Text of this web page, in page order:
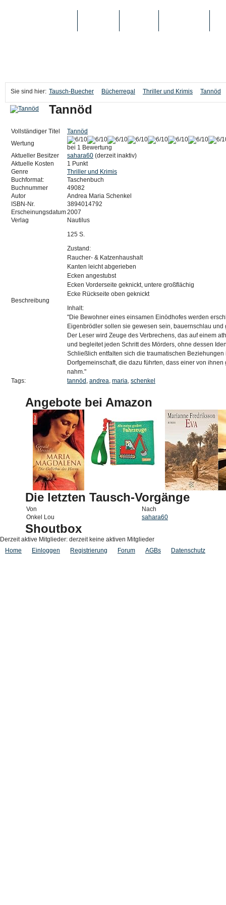
Sie sind hier: Tausch-Buecher Bücherregal Thriller und Krimis Tannöd
Tannöd
Vollständiger Titel
Tannöd
Wertung
bei 1 Bewertung
Aktueller Besitzer
sahara60 (derzeit inaktiv)
Aktuelle Kosten
1 Punkt
Genre
Thriller und Krimis
Buchformat:
Taschenbuch
Buchnummer
49082
Autor
Andrea Maria Schenkel
ISBN-Nr.
3894014792
Erscheinungsdatum2007
Verlag
Nautilus
Beschreibung
125 S.
Zustand:
Raucher- & Katzenhaushalt
Kanten leicht abgerieben
Ecken angestubst
Ecken Vorderseite geknickt, untere großflächig
Ecke Rückseite oben geknickt
Inhalt:
"Die Bewohner eines einsamen Einödhofes werden
Eigenbrödler sollen sie gewesen sein, bauernschlau und
Der Leser wird Zeuge des Verbrechens, das auf einem
und begleitet jeden Schritt des Mörders, ohne dessen
Schließlich entfalten sich die traumatischen
Dorfgemeinschaft, die dazu führten, dass einer von
nahm."
Tags:
tannöd , andrea, maria, schenkel
Angebote bei Amazon
Die letzten Tausch-Vorgänge
Von
Nach
Onkel Lou
sahara60
Shoutbox
Derzeit aktive Mitglieder: derzeit keine aktiven Mitglieder
Home
Einloggen Registrierung Forum AGBs Datenschutz